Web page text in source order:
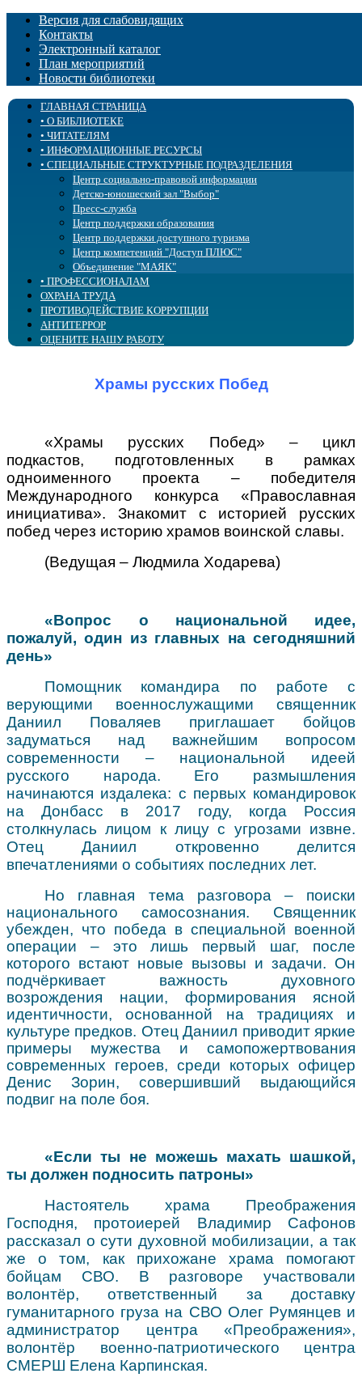
Версия для слабовидящих
Контакты
Электронный каталог
План мероприятий
Новости библиотеки
ГЛАВНАЯ СТРАНИЦА
• О БИБЛИОТЕКЕ
История
Учредительные документы
Государственное задание и оценка качества
Услуги
Образовательная деятельность
Структура
Бэкграундер
Попечительский совет
Сплошное сердце
Библиотека в СМИ
Профсоюз
Доступная среда
Сведения об учредителе
• ЧИТАТЕЛЯМ
Правила пользования
Библиотека «ЛОГОС»
Страничка психолога
Блог Доступное чтение
Клубы, объединения
Озвученные книжные выставки
Фильмы с тифлокомментариями
Центр «ПромоБрайль»
Брайль-Актив
Аллея для слепых
Культура для школьников
Советует юрист
• ИНФОРМАЦИОННЫЕ РЕСУРСЫ
Новые поступления
Электронные ресурсы
Периодические издания
Издания библиотеки
Тифлокалендарь
Тифлоновости
Калейдоскоп событий
• СПЕЦИАЛЬНЫЕ СТРУКТУРНЫЕ ПОДРАЗДЕЛЕНИЯ
Центр социально-правовой информации
Детско-юношеский зал "Выбор"
Пресс-служба
Центр поддержки образования
Центр поддержки доступного туризма
Центр компетенций "Доступ ПЛЮС"
Объединение "МАЯК"
• ПРОФЕССИОНАЛАМ
• Библиотечным специалистам
Интергрированное библиотечное обслуживание
Повышение квалификации
Виртуальный кабинет
Специалистам сферы воспитания и образования
Специалистам сферы реабилитации
Специалистам-офтальмологам
ОХРАНА ТРУДА
ПРОТИВОДЕЙСТВИЕ КОРРУПЦИИ
АНТИТЕРРОР
ОЦЕНИТЕ НАШУ РАБОТУ
Храмы русских Побед
«Храмы русских Побед» –цикл
подкастов, подготовленных в рамках
одноименного проекта – победителя
Международного конкурса «Православная
инициатива». Знакомит с историей русских
побед через историю храмов воинской славы.
(Ведущая– Людмила Ходарева)
«Вопрос о национальной идее,
пожалуй, один из главных на сегодняшний
день»
Помощник командира по работе с
верующими военнослужащими священник
Даниил Поваляев приглашает бойцов
задуматься над важнейшим вопросом
современности – национальной идеей
русского народа. Его размышления
начинаются издалека: с первых командировок
на Донбасс в 2017 году, когда Россия
столкнулась лицом к лицу с угрозами извне.
Отец Даниил откровенно делится
впечатлениями о событиях последних лет.
Но главная тема разговора – поиски
национального самосознания. Священник
убежден, что победа в специальной военной
операции – это лишь первый шаг, после
которого встают новые вызовы и задачи. Он
подчёркивает важность духовного
возрождения нации, формирования ясной
идентичности, основанной на традициях и
культуре предков. Отец Даниил приводит яркие
примеры мужества и самопожертвования
современных героев, среди которых офицер
Денис Зорин, совершивший выдающийся
подвиг на поле боя.
«Если ты не можешь махать шашкой,
ты должен подносить патроны»
Настоятель храма Преображения
Господня, протоиерей Владимир Сафонов
рассказал о сути духовной мобилизации, а так
же о том, как прихожане храма помогают
бойцам СВО. В разговоре участвовали
волонтёр, ответственный за доставку
гуманитарного груза на СВО Олег Румянцев и
администратор центра «Преображения»,
волонтёр военно-патриотического центра
СМЕРШ Елена Карпинская.